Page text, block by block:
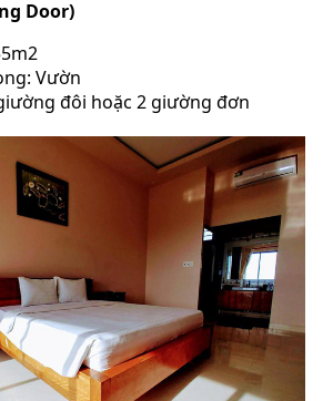
Door)
Vườn
đôi hoặc 2 giường đơn